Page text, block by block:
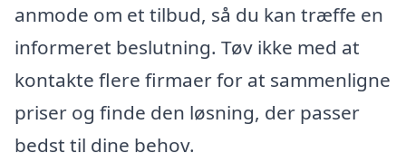
anmode om et tilbud, så du kan træffe en
informeret beslutning. Tøv ikke med at
kontakte flere firmaer for at sammenligne
priser og finde den løsning, der passer
bedst til dine behov.